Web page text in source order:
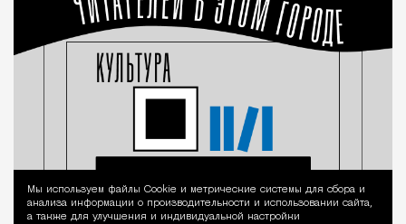
Уведомление
Мы используем файлы Сookie и метрические системы для сбора и
анализа информации о производительности и использовании сайта,
а также для улучшения и индивидуальной настройки